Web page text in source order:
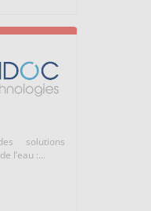
solutions
l’eau :...